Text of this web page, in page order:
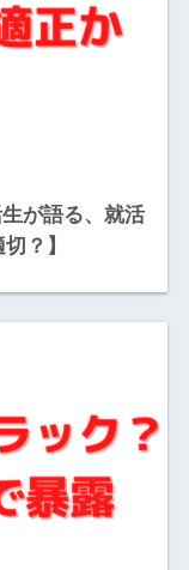
が語る、就活
？】